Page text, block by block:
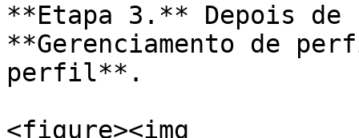
**Etapa 3.** Depois
**Gerenciamento de
perfil**.
<figure><img